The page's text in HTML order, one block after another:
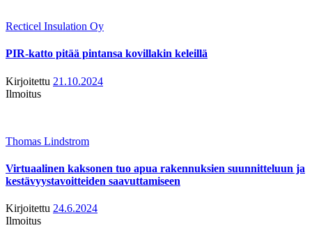
Recticel Insulation Oy
PIR-katto pitää pintansa kovillakin keleillä
Kirjoitettu 21.10.2024
Ilmoitus
Thomas Lindstrom
Virtuaalinen kaksonen tuo apua rakennuksien suunnitteluun ja
kestävyystavoitteiden saavuttamiseen
Kirjoitettu 24.6.2024
Ilmoitus